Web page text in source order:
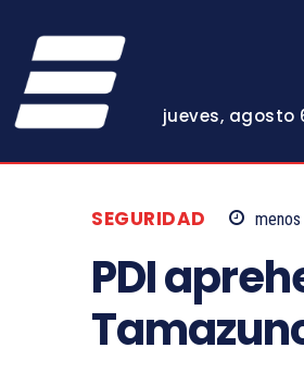
jueves, agosto
SEGURIDAD menos
PDI